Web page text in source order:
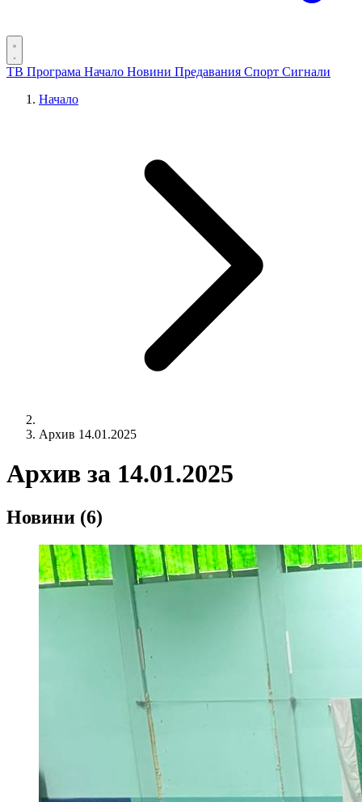
ТВ Програма Начало Новини Предавания Спорт Сигнали
Начало
Архив 14.01.2025
Архив за 14.01.2025
Новини (6)